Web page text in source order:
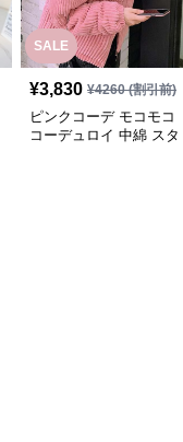
SALE
¥3,830 ¥4260(割引前)
ピンクコーデ モコモコ
コーデュロイ 中綿 スタ